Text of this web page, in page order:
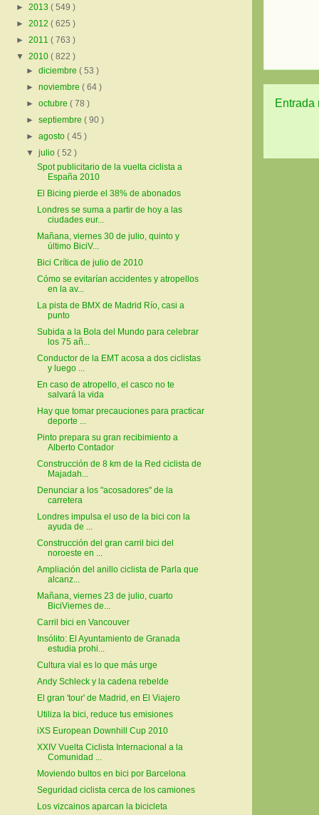
Entrada
► 2013 ( 549 )
► 2012 ( 625 )
► 2011 ( 763 )
▼ 2010 ( 822 )
►diciembre( 53 )
►noviembre( 64 )
►octubre( 78 )
►septiembre( 90 )
►agosto( 45 )
▼julio( 52 )
Spot publicitario de la vuelta ciclista a
España 2010
El Bicing pierde el 38% de abonados
Londres se suma a partir de hoy a las
ciudades eur...
Mañana, viernes 30 de julio, quinto y
último BiciV...
Bici Crítica de julio de 2010
Cómo se evitarían accidentes y atropellos
en la av...
La pista de BMX de Madrid Río, casi a
punto
Subida a la Bola del Mundo para celebrar
los 75 añ...
Conductor de la EMT acosa a dos ciclistas
y luego ...
En caso de atropello, el casco no te
salvará la vida
Hay que tomar precauciones para practicar
deporte ...
Pinto prepara su gran recibimiento a
Alberto Contador
Construcción de 8 km de la Red ciclista de
Majadah...
Denunciar a los "acosadores" de la
carretera
Londres impulsa el uso de la bici con la
ayuda de ...
Construcción del gran carril bici del
noroeste en ...
Ampliación del anillo ciclista de Parla que
alcanz...
Mañana, viernes 23 de julio, cuarto
BiciViernes de...
Carril bici en Vancouver
Insólito: El Ayuntamiento de Granada
estudia prohi...
Cultura vial es lo que más urge
Andy Schleck y la cadena rebelde
El gran 'tour' de Madrid, en El Viajero
Utiliza la bici, reduce tus emisiones
iXS European Downhill Cup 2010
XXIV Vuelta Ciclista Internacional a la
Comunidad ...
Moviendo bultos en bici por Barcelona
Seguridad ciclista cerca de los camiones
Los vizcainos aparcan la bicicleta